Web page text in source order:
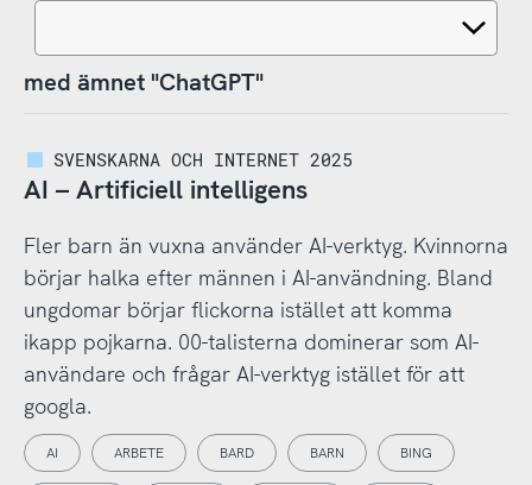
med ämnet "ChatGPT"
SVENSKARNA OCH INTERNET 2025
AI – Artificiell intelligens
Fler barn än vuxna använder AI-verktyg. Kvinnorna
börjar halka efter männen i AI-användning. Bland
ungdomar börjar flickorna istället att komma
ikapp pojkarna. 00-talisterna dominerar som AI-
användare och frågar AI-verktyg istället för att
googla.
AI ARBETE BARD BARN BING